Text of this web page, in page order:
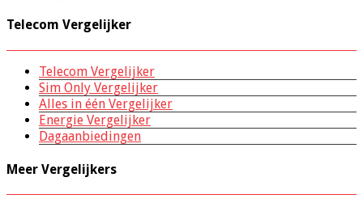
Telecom Vergelijker
Telecom Vergelijker
Sim Only Vergelijker
Alles in één Vergelijker
Energie Vergelijker
Dagaanbiedingen
Meer Vergelijkers